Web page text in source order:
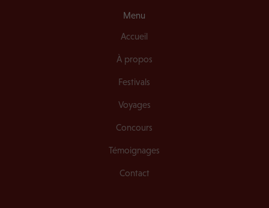
Menu
Accueil
À propos
Festivals
Voyages
Concours
Témoignages
Contact